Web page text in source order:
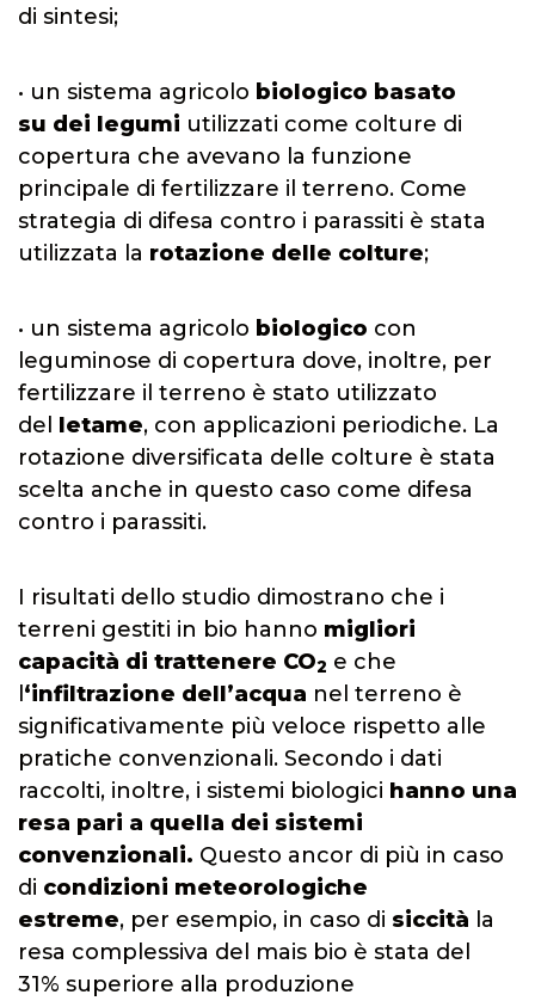
di sintesi;
• un sistema agricolo biologico basato
su dei legumi utilizzati come colture di
copertura che avevano la funzione
principale di fertilizzare il terreno. Come
strategia di difesa contro i parassiti è stata
utilizzata la rotazione delle colture;
• un sistema agricolo biologico con
leguminose di copertura dove, inoltre, per
fertilizzare il terreno è stato utilizzato
del letame, con applicazioni periodiche. La
rotazione diversificata delle colture è stata
scelta anche in questo caso come difesa
contro i parassiti.
I risultati dello studio dimostrano che i
terreni gestiti in bio hanno migliori
capacità di trattenere CO2 e che
‘infiltrazione dell’acqua nel terreno è
significativamente più veloce rispetto alle
pratiche convenzionali. Secondo i dati
raccolti, inoltre, i sistemi biologici hanno una
resa pari a quella dei sistemi
convenzionali. Questo ancor di più in caso
di condizioni meteorologiche
estreme, per esempio, in caso di siccità la
resa complessiva del mais bio è stata del
31% superiore alla produzione